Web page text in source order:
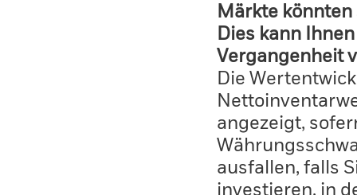
Märkte
Dies kann
Vergangenheit
Die
angezeigt,
ausfallen, falls
investieren, in